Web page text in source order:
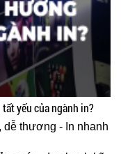
yếu của ngành in?
dễ thương - In nhanh